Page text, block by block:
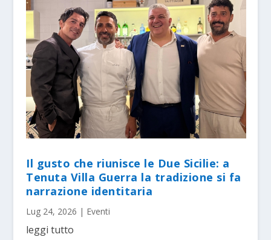
Il gusto che riunisce le Due Sicilie: a
Tenuta Villa Guerra la tradizione si fa
narrazione identitaria
Lug 24, 2026 | Eventi
leggi tutto